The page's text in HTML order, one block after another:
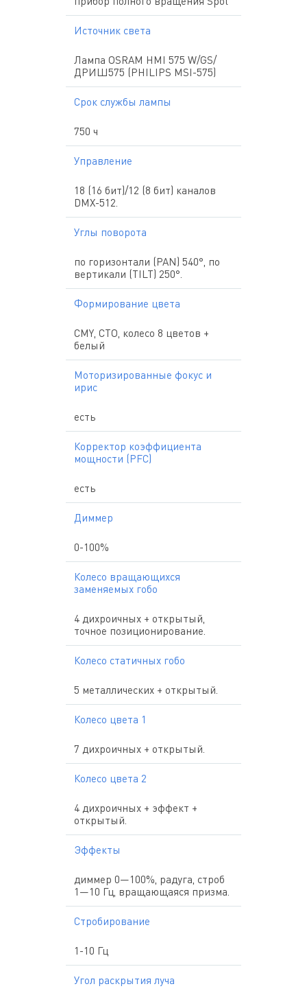
Источник света
Лампа OSRAM HMI 575 W/GS/
ДРИШ575 (PHILIPS MSI-575)
Срок службы лампы
750 ч
Управление
18 (16 бит)/12 (8 бит) каналов
DMX-512.
Углы поворота
по горизонтали (PAN) 540°, по
вертикали (TILT) 250°.
Формирование цвета
CMY, CTO, колесо 8 цветов +
белый
Моторизированные фокус и
ирис
есть
Корректор коэффициента
мощности (PFC)
есть
Диммер
0-100%
Колесо вращающихся
заменяемых гобо
4 дихроичных + открытый,
точное позиционирование.
Колесо статичных гобо
5 металлических + открытый.
Колесо цвета 1
7 дихроичных + открытый.
Колесо цвета 2
4 дихроичных + эффект +
открытый.
Эффекты
диммер 0—100%, радуга, строб
1—10 Гц, вращающаяся призма.
Стробирование
1-10 Гц
Угол раскрытия луча